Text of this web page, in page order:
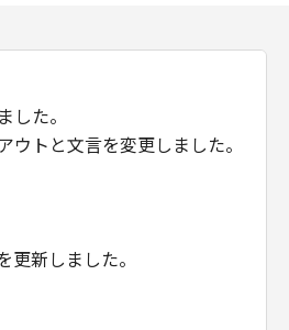
した。
ウトと文言を変更しました。
更新しました。